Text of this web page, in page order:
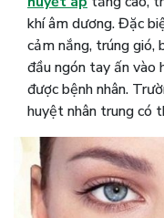
khí âm dương. Đặc
cảm nắng, trúng
đầu ngón tay ấn vào
được bệnh nhân.
huyệt nhân trung có